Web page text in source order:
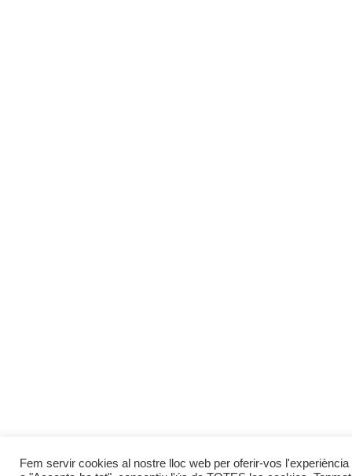
Fem servir cookies al nostre lloc web per oferir-vos